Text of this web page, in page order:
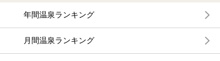
年間温泉ランキング
月間温泉ランキング